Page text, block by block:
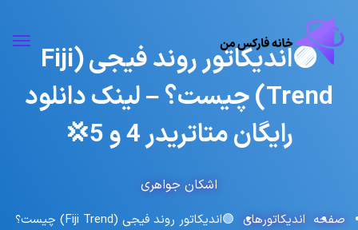
🟣اندیکاتور روند فیجی (Fiji
Trend) چیست؟ – لینک دانلود
رایگان متاتریدر 4 و 5💢
اشکان جواهری
صفحه اندیکاتورهای
🟣اندیکاتور روند فیجی (Fiji Trend) چیست؟